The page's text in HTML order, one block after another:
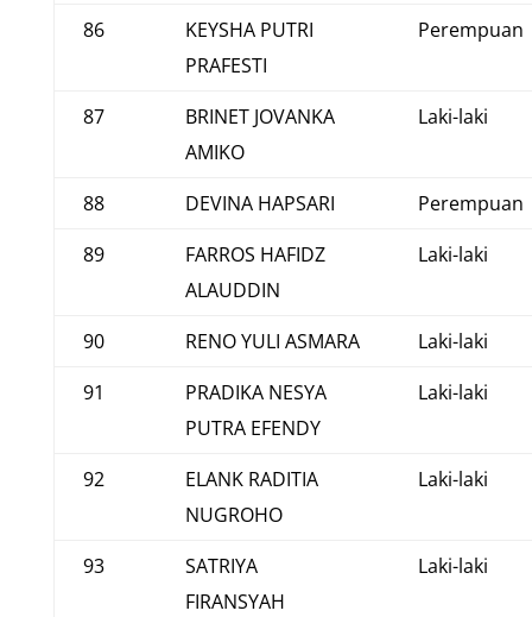
86
KEYSHA PUTRI
PRAFESTI
Perempuan
87
BRINET JOVANKA
AMIKO
Laki-laki
88 DEVINA HAPSARI
Perempuan
89
FARROS HAFIDZ
ALAUDDIN
Laki-laki
90 RENO YULI ASMARA
Laki-laki
91
PRADIKA NESYA
PUTRA EFENDY
Laki-laki
92
ELANK RADITIA
NUGROHO
Laki-laki
93
SATRIYA
FIRANSYAH
Laki-laki